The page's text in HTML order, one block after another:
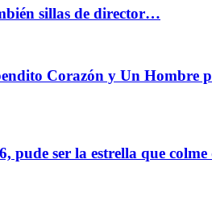
sillas de director…
Corazón y Un Hombre
ser la estrella que